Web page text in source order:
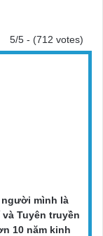
5/5 - (712 votes)
người mình là
Tuyên truyền
10 năm kinh